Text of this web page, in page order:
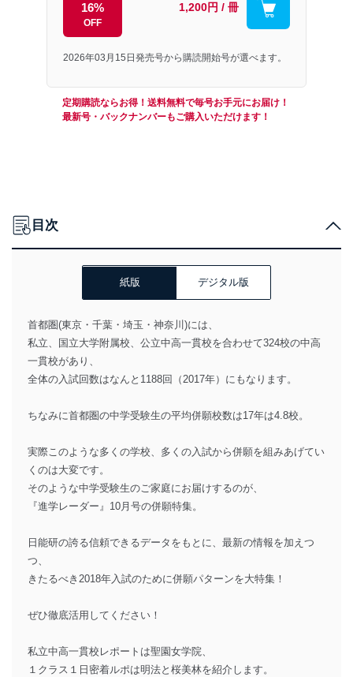
16%
OFF
1,200円 / 冊
2026年03月15日発売号から購読開始号が選べます。
定期購読ならお得！送料無料で毎号お手元にお届け！
最新号・バックナンバーもご購入いただけます！
目次
紙版 デジタル版
首都圏(東京・千葉・埼玉・神奈川)には、
私立、国立大学附属校、公立中高一貫校を合わせて324校の中高
一貫校があり、
全体の入試回数はなんと1188回（2017年）にもなります。
ちなみに首都圏の中学受験生の平均併願校数は17年は4.8校。
実際このような多くの学校、多くの入試から併願を組みあげてい
くのは大変です。
そのような中学受験生のご家庭にお届けするのが、
『進学レーダー』10月号の併願特集。
日能研の誇る信頼できるデータをもとに、最新の情報を加えつ
つ、
きたるべき2018年入試のために併願パターンを大特集！
ぜひ徹底活用してください！
私立中高一貫校レポートは聖園女学院、
１クラス１日密着ルポは明法と桜美林を紹介します。